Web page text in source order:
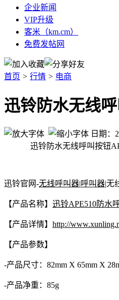
企业新闻
VIP升级
客米（km.cm）
免费发帖网
首页 > 行情 > 电商
迅铃防水无线
日期：
迅铃防水无线呼叫按钮
迅铃官网-无线呼叫器|呼叫器|无
【产品名称】 迅铃APE510防水
【产品详情】 http://
【产品参数】
-产品尺寸：82mm X 65mm X
-产品净重：85g